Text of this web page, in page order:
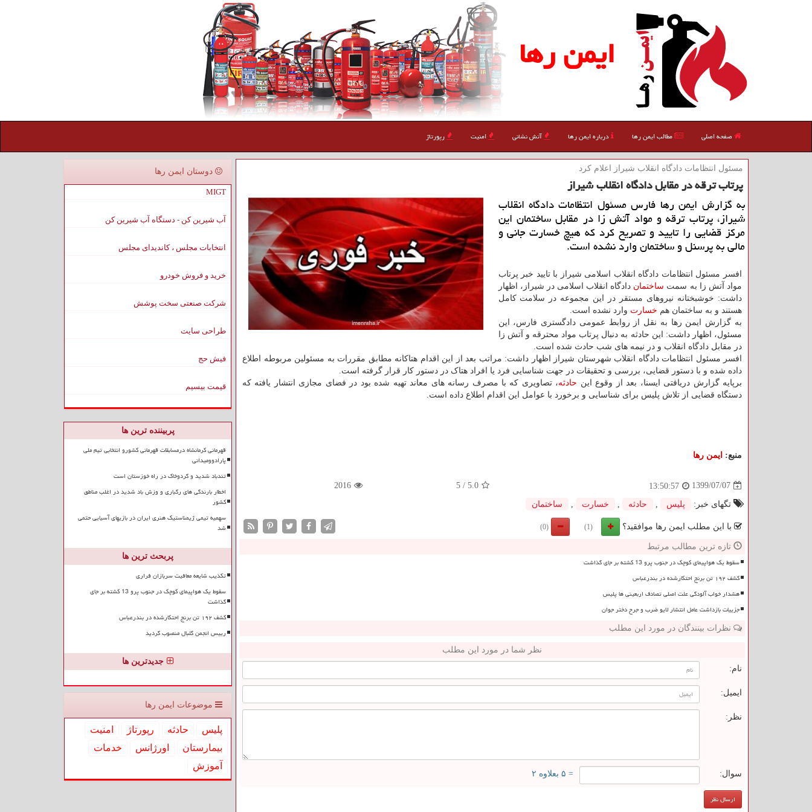
ایمن رها
صفحه اصلی مطالب ایمن رها درباره ایمن رها آتش نشانی امنیت رپورتاژ
مسئول انتظامات دادگاه انقلاب شیراز اعلام كرد
پرتاب ترقه در مقابل دادگاه انقلاب شیراز
به گزارش ایمن رها فارس مسئول انتظامات دادگاه انقلاب
شیراز، پرتاب ترقه و مواد آتش زا در مقابل ساختمان این
مركز قضایی را تایید و تصریح كرد كه هیچ خسارت جانی و
مالی به پرسنل و ساختمان وارد نشده است.
افسر مسئول انتظامات دادگاه انقلاب اسلامی شیراز با تایید خبر پرتاب
مواد آتش زا به سمت ساختمان دادگاه انقلاب اسلامی در شیراز، اظهار
داشت: خوشبختانه نیروهای مستقر در این مجموعه در سلامت کامل
هستند و به ساختمان هم خسارت وارد نشده است.
به گزارش ایمن رها به نقل از روابط عمومی دادگستری فارس، این
مسئول، اظهار داشت: این حادثه به دنبال پرتاب مواد محترقه و آتش زا
در مقابل دادگاه انقلاب و در نیمه های شب حادث شده است.
افسر مسئول انتظامات دادگاه انقلاب شهرستان شیراز اظهار داشت: مراتب بعد از این اقدام هتاکانه مطابق مقررات به مسئولین مربوطه اطلاع
داده شده و با دستور قضایی، بررسی و تحقیقات در جهت شناسایی فرد یا افراد هتاک در دستور کار قرار گرفته است.
برپایه گزارش دریافتی ایسنا، بعد از وقوع این حادثه، تصاویری که با مصرف رسانه های معاند تهیه شده بود در فضای مجازی انتشار یافته که
دستگاه قضایی از تلاش پلیس برای شناسایی و برخورد با عوامل این اقدام اطلاع داده است.
منبع: ایمن رها
1399/07/07
13:50:57
5.0
/
5
2016
تگهای خبر: پلیس حادثه خسارت ساختمان
با این مطلب ایمن رها موافقید؟ (1)
(0)
تازه ترین مطالب مرتبط
سقوط یک هواپیمای کوچک در جنوب پرو 13 کشته بر جای گذاشت
کشف ۱۹۲ تن برنج احتکارشده در بندرعباس
هشدار خواب آلودگی علت اصلی تصادف اربعینی ها پلیس
جزییات بازداشت عامل انتشار لایو ضرب و جرح دختر جوان
نظرات بینندگان در مورد این مطلب
نظر شما در مورد این مطلب
نام:
ایمیل:
نظر:
سوال: = ۵ بعلاوه ۲
دوستان ایمن رها
MIGT
آب شیرین کن - دستگاه آب شیرین کن
انتخابات مجلس ، کاندیدای مجلس
خرید و فروش خودرو
شرکت صنعتی سخت پوشش
طراحی سایت
فیش حج
قیمت بیسیم
پربیننده ترین ها
قهرمانی کرمانشاه درمسابقات قهرمانی کشورو انتخابی تیم ملی
پارادوومیدانی
تندباد شدید و گردوخاک در راه خوزستان است
اخطار بارندگی های رگباری و وزش باد شدید در اغلب مناطق
کشور
سهمیه تیمی ژیمناستیک هنری ایران در بازیهای آسیایی حتمی
شد
پربحث ترین ها
تکذیب شایعه معافیت سربازان فراری
سقوط یک هواپیمای کوچک در جنوب پرو 13 کشته بر جای
گذاشت
کشف ۱۹۲ تن برنج احتکارشده در بندرعباس
رییس انجمن گلبال منصوب گردید
جدیدترین ها
موضوعات ایمن رها
پلیس حادثه رپورتاژ
امنیت
بیمارستان
اورژانس
خدمات
آموزش